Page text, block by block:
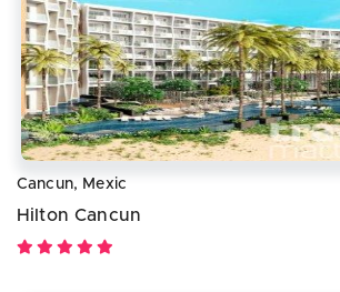
Cancun, Mexic
Hilton Cancun